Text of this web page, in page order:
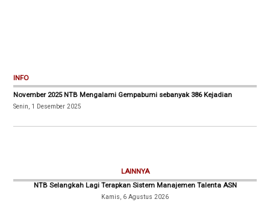
INFO
November 2025 NTB Mengalami Gempabumi sebanyak 386 Kejadian
Senin, 1 Desember 2025
LAINNYA
NTB Selangkah Lagi Terapkan Sistem Manajemen Talenta ASN
Kamis, 6 Agustus 2026